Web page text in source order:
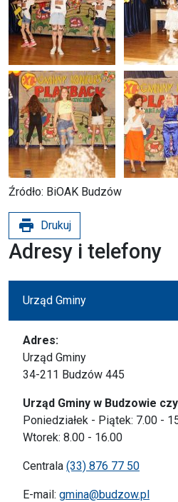
Źródło: BiOAK Budzów
print Drukuj
Adresy i telefony
Urząd Gminy
Adres:
Urząd Gminy
34-211 Budzów 445
Urząd Gminy w Budzowie
Poniedziałek - Piątek: 7.00 -
Wtorek: 8.00 - 16.00
Centrala (33) 876 77 50
E-mail: gmina@budzow.pl